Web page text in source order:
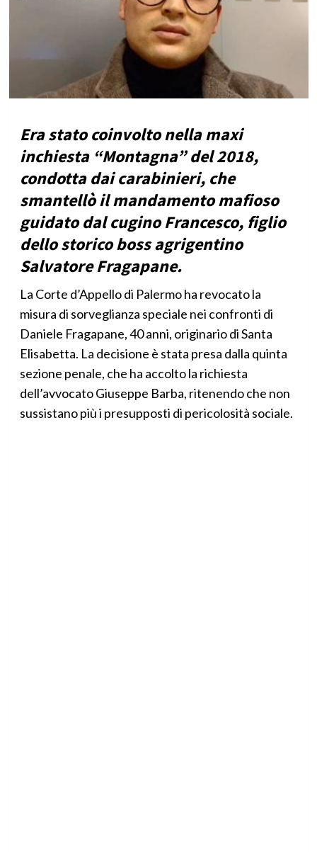
Era stato coinvolto nella maxi
inchiesta “Montagna” del 2018,
condotta dai carabinieri, che
smantellò il mandamento mafioso
guidato dal cugino Francesco, figlio
dello storico boss agrigentino
Salvatore Fragapane.
La Corte d’Appello di Palermo ha revocato la
misura di sorveglianza speciale nei confronti di
Daniele Fragapane, 40 anni, originario di Santa
Elisabetta. La decisione è stata presa dalla quinta
sezione penale, che ha accolto la richiesta
dell’avvocato Giuseppe Barba, ritenendo che non
sussistano più i presupposti di pericolosità sociale.